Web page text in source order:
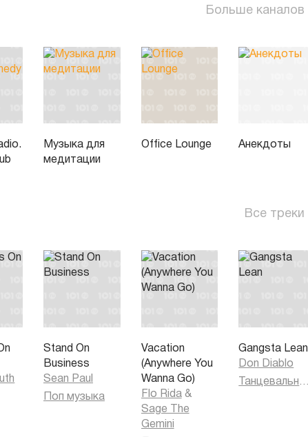
Больше каналов
Музыка для
медитации
Office Lounge Анекдоты
Все треки
Stand On
Business
Sean Paul
Поп музыка
Vacation
(Anywhere You
Wanna Go)
Flo Rida &
Sage The
Gemini
Gangsta Lean
Don Diablo
Танцевальная музыка